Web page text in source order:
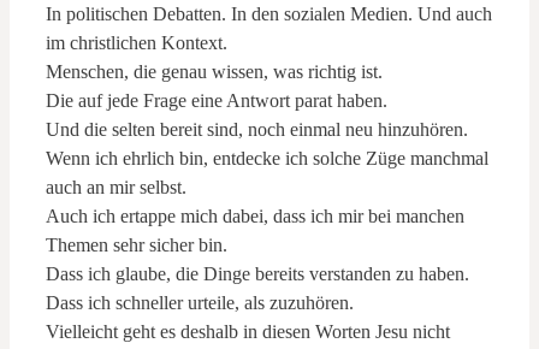
In politischen Debatten. In den sozialen Medien. Und auch
im christlichen Kontext.
Menschen, die genau wissen, was richtig ist.
Die auf jede Frage eine Antwort parat haben.
Und die selten bereit sind, noch einmal neu hinzuhören.
Wenn ich ehrlich bin, entdecke ich solche Züge manchmal
auch an mir selbst.
Auch ich ertappe mich dabei, dass ich mir bei manchen
Themen sehr sicher bin.
Dass ich glaube, die Dinge bereits verstanden zu haben.
Dass ich schneller urteile, als zuzuhören.
Vielleicht geht es deshalb in diesen Worten Jesu nicht